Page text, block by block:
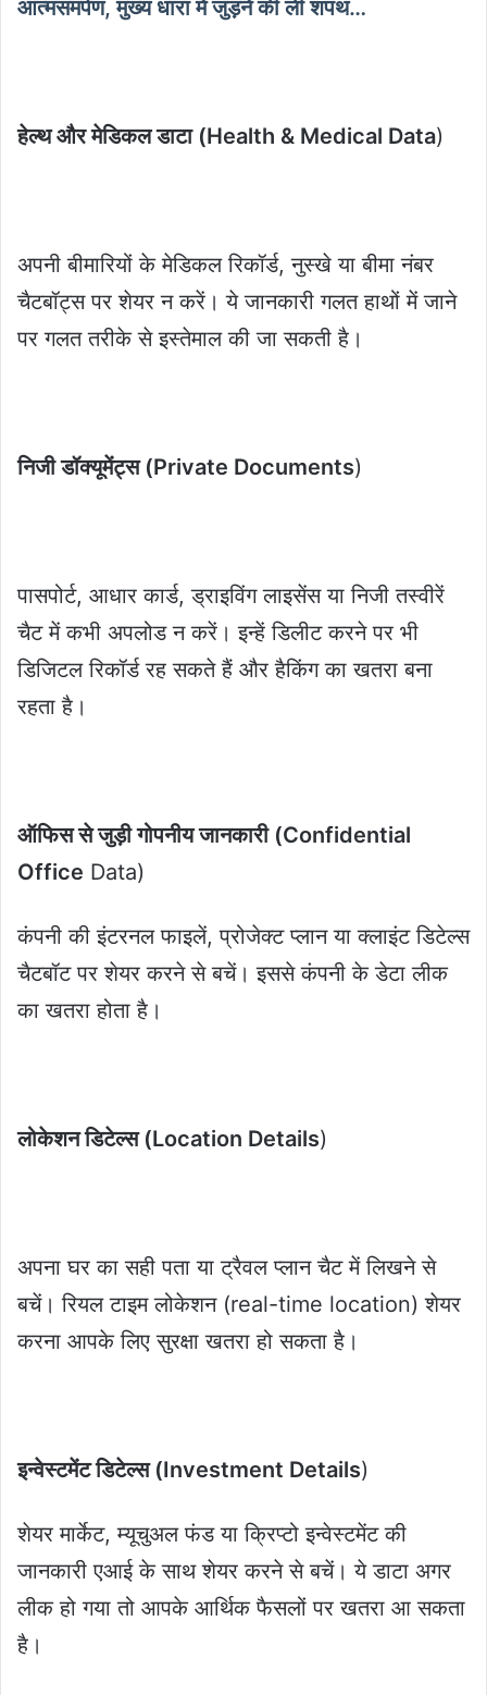
आत्मसमर्पण, मुख्य धारा में जुड़ने की ली शपथ…
हेल्थ और मेडिकल डाटा (Health & Medical Data)
अपनी बीमारियों के मेडिकल रिकॉर्ड, नुस्खे या बीमा नंबर
चैटबॉट्स पर शेयर न करें। ये जानकारी गलत हाथों में जाने
पर गलत तरीके से इस्तेमाल की जा सकती है।
निजी डॉक्यूमेंट्स (Private Documents)
पासपोर्ट, आधार कार्ड, ड्राइविंग लाइसेंस या निजी तस्वीरें
चैट में कभी अपलोड न करें। इन्हें डिलीट करने पर भी
डिजिटल रिकॉर्ड रह सकते हैं और हैकिंग का खतरा बना
रहता है।
ऑफिस से जुड़ी गोपनीय जानकारी (Confidential
Office Data)
कंपनी की इंटरनल फाइलें, प्रोजेक्ट प्लान या क्लाइंट डिटेल्स
चैटबॉट पर शेयर करने से बचें। इससे कंपनी के डेटा लीक
का खतरा होता है।
लोकेशन डिटेल्स (Location Details)
अपना घर का सही पता या ट्रैवल प्लान चैट में लिखने से
बचें। रियल टाइम लोकेशन (real-time location) शेयर
करना आपके लिए सुरक्षा खतरा हो सकता है।
इन्वेस्टमेंट डिटेल्स (Investment Details)
शेयर मार्केट, म्यूचुअल फंड या क्रिप्टो इन्वेस्टमेंट की
जानकारी एआई के साथ शेयर करने से बचें। ये डाटा अगर
लीक हो गया तो आपके आर्थिक फैसलों पर खतरा आ सकता
है।